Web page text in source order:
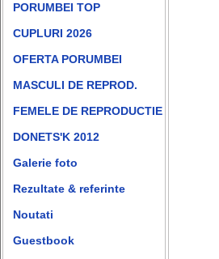
PORUMBEI TOP
CUPLURI 2026
OFERTA PORUMBEI
MASCULI DE REPROD.
FEMELE DE REPRODUCTIE
DONETS'K 2012
Galerie foto
Rezultate & referinte
Noutati
Guestbook